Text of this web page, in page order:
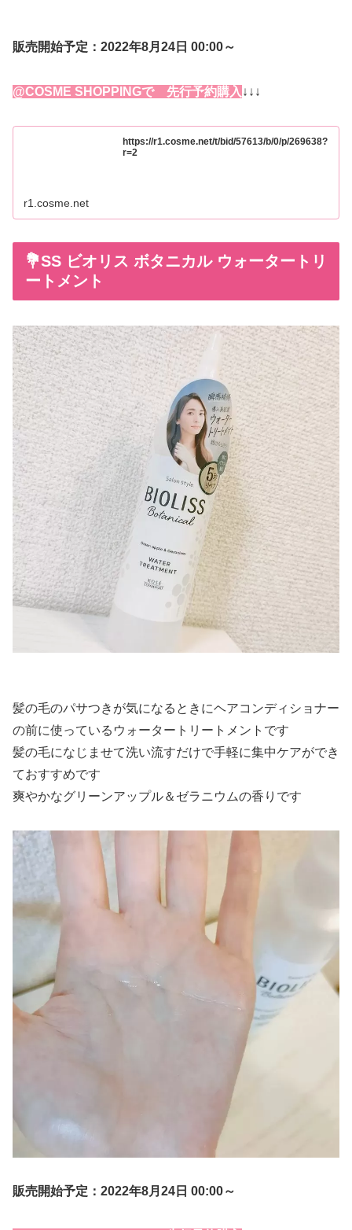
販売開始予定：2022年8月24日 00:00～
@COSME SHOPPINGで 先行予約購入 ↓↓↓
https://r1.cosme.net/t/bid/57613/b/0/p/269638?
r=2
r1.cosme.net
💐SS ビオリス ボタニカル ウォータートリ
ートメント
髪の毛のパサつきが気になるときにヘアコンディショナー
の前に使っているウォータートリートメントです
髪の毛になじませて洗い流すだけで手軽に集中ケアができ
ておすすめです
爽やかなグリーンアップル＆ゼラニウムの香りです
販売開始予定：2022年8月24日 00:00～